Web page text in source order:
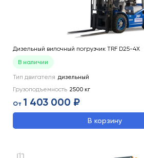
Дизельный вилочный погрузчик TRF D25-4X
В наличии
Тип двигателя дизельный
Грузоподъемность 2500 кг
От 1 403 000 ₽
В корзину